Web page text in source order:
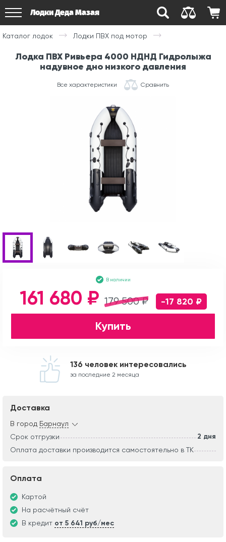
Лодки Деда Мазая
Каталог лодок Лодки ПВХ под мотор
Лодка ПВХ Ривьера 4000 НДНД Гидролыжа
надувное дно низкого давления
Все характеристики Сравнить
В наличии
179 500 ₽
161 680 ₽ -17 820 ₽
Купить
136 человек интересовались
за последние 2 месяца
Доставка
В город Барнаул
Срок отгрузки
2 дня
Оплата доставки производится самостоятельно в ТК
Оплата
Картой
На расчётный счёт
В кредит от 5 641 руб/мес